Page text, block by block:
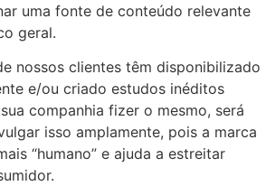
uma fonte de conteúdo relevante
geral.
nossos clientes têm disponibilizado
e/ou criado estudos inéditos
companhia fizer o mesmo, será
isso amplamente, pois a marca
“humano” e ajuda a estreitar